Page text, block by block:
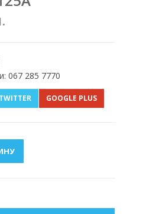
067 285 7770
TWITTER GOOGLE PLUS